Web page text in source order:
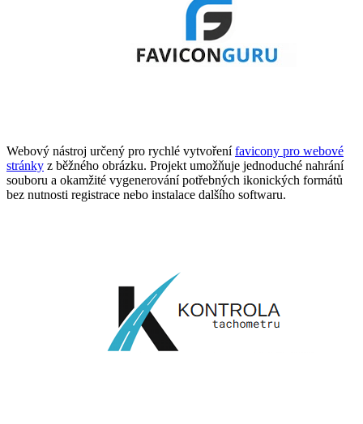
Webový nástroj určený pro rychlé vytvořenífavicony pro webové
stránky z běžného obrázku. Projekt umožňuje jednoduché nahrání
souboru a okamžité vygenerování potřebných ikonických formátů
bez nutnosti registrace nebo instalace dalšího softwaru.